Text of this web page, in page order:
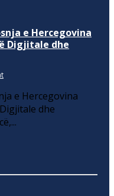
e Hercegovina
Digjitale dhe
e Hercegovina
dhe